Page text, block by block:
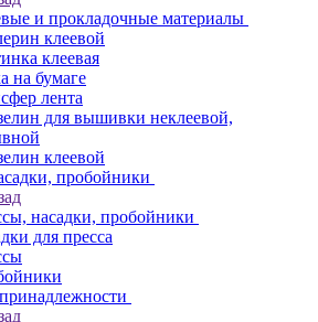
и прокладочные материалы
клеевой
клеевая
на бумаге
лента
для вышивки неклеевой,
клеевой
пробойники
насадки, пробойники
для пресса